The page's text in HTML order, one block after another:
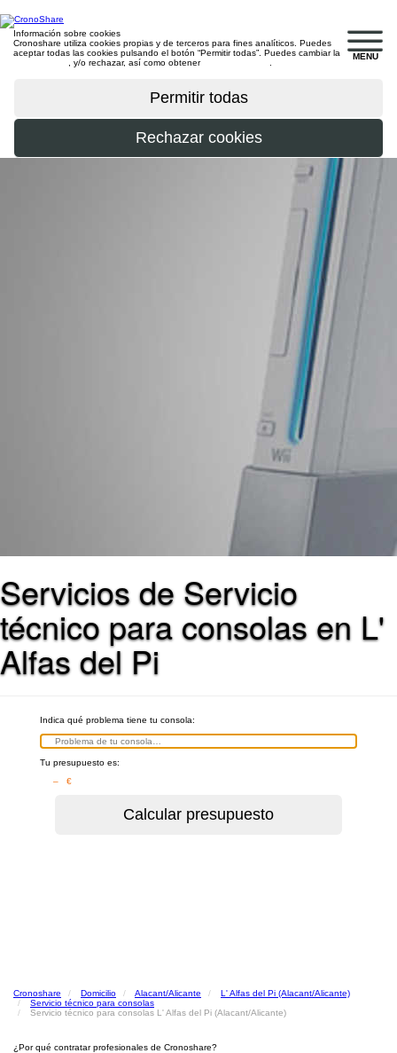
MENU
Información sobre cookies
Cronoshare utiliza cookies propias y de terceros para fines analíticos. Puedes
aceptar todas las cookies pulsando el botón “Permitir todas”. Puedes cambiar la
, y/o rechazar, así como obtener
Servicios de Servicio
técnico para consolas en L'
Alfas del Pi
Indica qué problema tiene tu consola:
Tu presupuesto es:
– €
Cronoshare Domicilio Alacant/Alicante
L' Alfas del Pi (Alacant/Alicante)
Servicio técnico para consolas
Servicio técnico para consolas L' Alfas del Pi (Alacant/Alicante)
¿Por qué contratar profesionales de Cronoshare?